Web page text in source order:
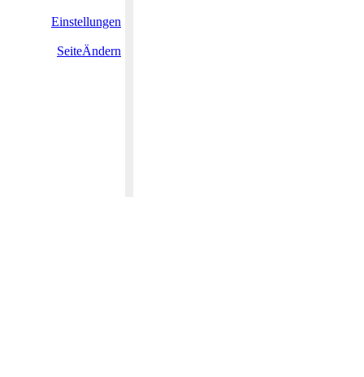
Einstellungen
SeiteÄndern